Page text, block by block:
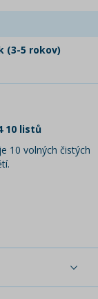
(3-5 rokov)
10 listů
10 volných čistých